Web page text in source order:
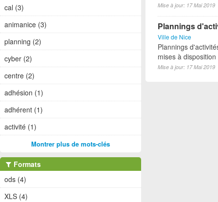
Mise à jour: 17 Mai 2019
Plannings
Ville de Nice
Plannings
mises à
Mise à jour: 17 Mai 2019
cal (3)
animanice (3)
planning (2)
cyber (2)
centre (2)
adhésion (1)
adhérent (1)
activité (1)
Montrer plus de mots-clés
Formats
ods (4)
XLS (4)